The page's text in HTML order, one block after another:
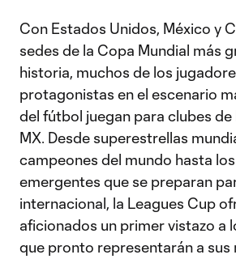
Con Estados Unidos, México y
sedes de la Copa Mundial más
historia, muchos de los
protagonistas en el escenario
del fútbol juegan para clubes de
MX. Desde superestrellas
campeones del mundo hasta
emergentes que se preparan
internacional, la Leagues Cup
aficionados un primer vistazo a
que pronto representarán a sus